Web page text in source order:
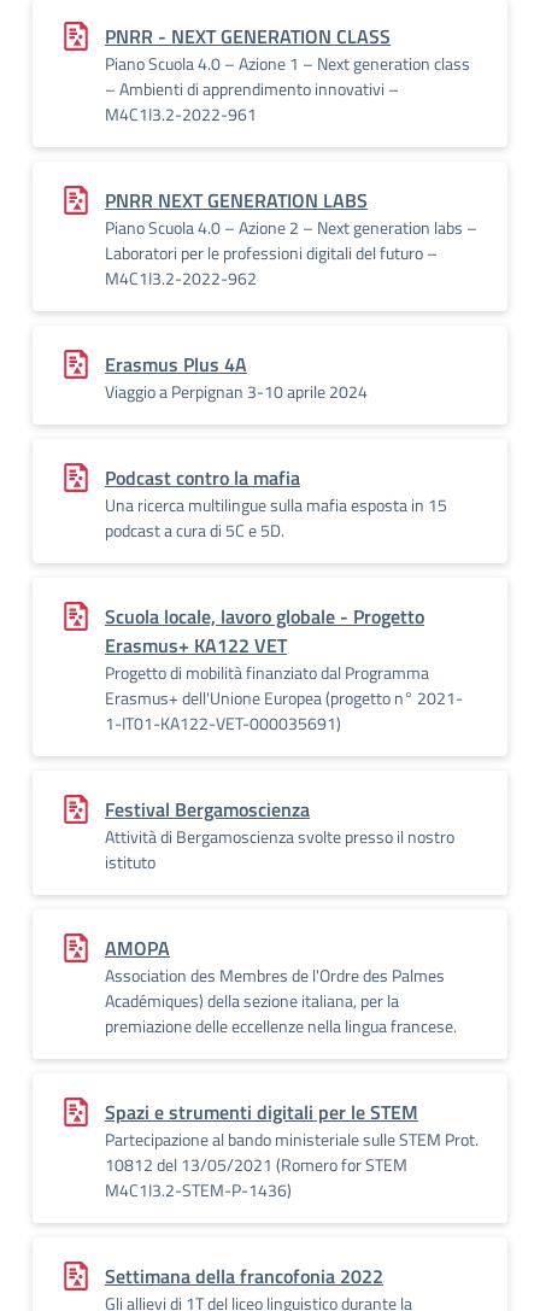
PNRR - NEXT GENERATION CLASS
Piano Scuola 4.0 – Azione 1 – Next generation class
– Ambienti di apprendimento innovativi –
M4C1I3.2-2022-961
PNRR NEXT GENERATION LABS
Piano Scuola 4.0 – Azione 2 – Next generation labs –
Laboratori per le professioni digitali del futuro –
M4C1I3.2-2022-962
Erasmus Plus 4A
Viaggio a Perpignan 3-10 aprile 2024
Podcast contro la mafia
Una ricerca multilingue sulla mafia esposta in 15
podcast a cura di 5C e 5D.
Scuola locale, lavoro globale - Progetto
Erasmus+ KA122 VET
Progetto di mobilità finanziato dal Programma
Erasmus+ dell'Unione Europea (progetto n° 2021-
1-IT01-KA122-VET-000035691)
Festival Bergamoscienza
Attività di Bergamoscienza svolte presso il nostro
istituto
AMOPA
Association des Membres de l'Ordre des Palmes
Académiques) della sezione italiana, per la
premiazione delle eccellenze nella lingua francese.
Spazi e strumenti digitali per le STEM
Partecipazione al bando ministeriale sulle STEM Prot.
10812 del 13/05/2021 (Romero for STEM
M4C1I3.2-STEM-P-1436)
Settimana della francofonia 2022
Gli allievi di 1T del liceo linguistico durante la